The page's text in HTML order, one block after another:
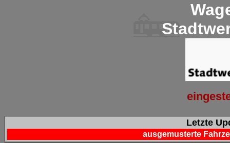
Letzte
ausgemusterte